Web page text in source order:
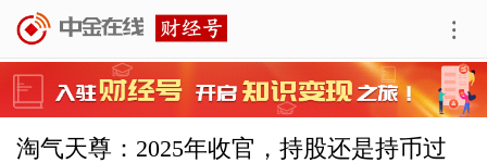
淘气天尊：2025年收官，持股还是持币过